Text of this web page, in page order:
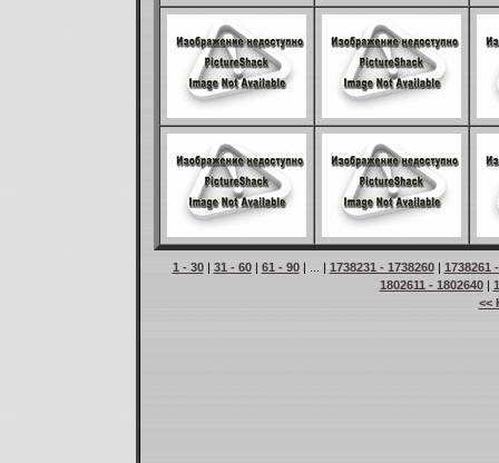
1 - 30| 31 - 60| 61 - 90| ... | 1738231 - 1738260| 1738261
1802611 - 1802640|
<<